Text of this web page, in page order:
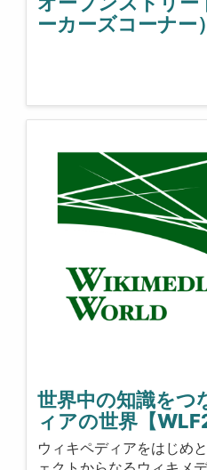
ーカーズコーナー
世界中の知識をつ
ィアの世界【
ウィキペディアをはじめ